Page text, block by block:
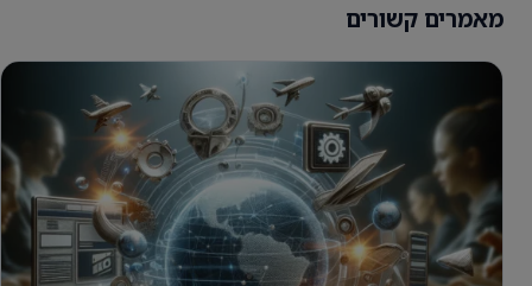
מאמרים קשורים